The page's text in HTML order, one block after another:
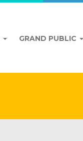
GRAND PUBLIC